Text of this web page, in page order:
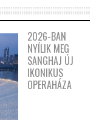
2026-BAN
NYÍLIK MEG
SANGHAJ ÚJ
IKONIKUS
OPERAHÁZA